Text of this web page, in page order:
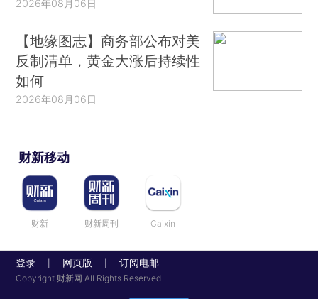
2026年08月06日
【地缘图志】商务部公布对美
反制清单，黄金大涨后持续性
如何
2026年08月06日
财新移动
财新 财新周刊 Caixin
登录 网页版 订阅电邮
Copyright 财新网 All Rights Reserved